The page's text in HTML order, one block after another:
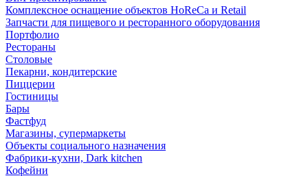
Комплексное оснащение объектов HoReCa и Retail
Запчасти для пищевого и ресторанного оборудования
Портфолио
Рестораны
Столовые
Пекарни, кондитерские
Пиццерии
Гостиницы
Бары
Фастфуд
Магазины, супермаркеты
Объекты социального назначения
Фабрики-кухни, Dark kitchen
Кофейни